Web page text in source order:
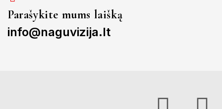
Parašykite mums laišką
info@naguvizija.lt